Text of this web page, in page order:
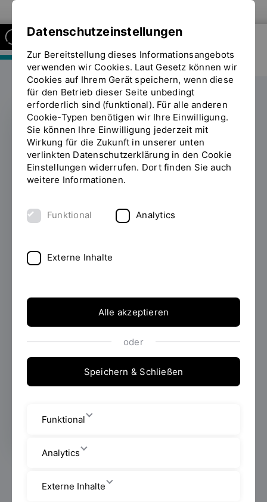
FAKULTÄT MASCHINENBAU
FORSCHUNG
Ärzte und Ingenieure
leisten Pionierarbeit im
Team – Neue
der OTH Regensburg
Die OTH Regensburg hat im
April 2024 die Forschungsstelle „Orthopädie
ersten Jahr liegt ein praxisrelevantes
Trainingskonzept zur Verbesserung der
Fakultät Maschinenbau unter der Leitung von Prof.
Datenschutzeinstellungen
Zur Bereitstellung dieses Informationsangebots
verwenden wir Cookies. Laut Gesetz können wir
Cookies auf Ihrem Gerät speichern, wenn diese
für den Betrieb dieser Seite unbedingt
erforderlich sind (funktional). Für alle anderen
Cookie-Typen benötigen wir Ihre Einwilligung.
Sie können Ihre Einwilligung jederzeit mit
Wirkung für die Zukunft in unserer unten
verlinkten Datenschutzerklärung in den Cookie
Einstellungen widerrufen. Dort finden Sie auch
weitere Informationen.
Funktional Analytics
Externe Inhalte
Alle akzeptieren
oder
Speichern & Schließen
Funktional
Analytics
Externe Inhalte